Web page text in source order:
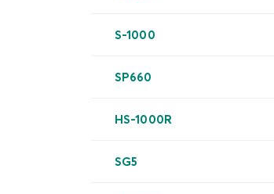
S-1000
SP660
HS-1000R
SG5